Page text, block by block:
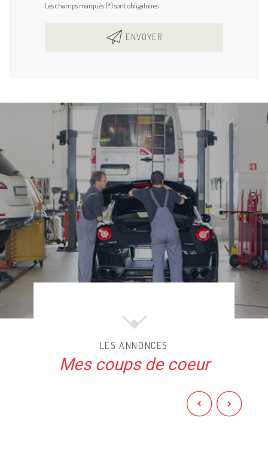
Les champs marqués (*) sont obligatoires
ENVOYER
LES ANNONCES
Mes coups de coeur